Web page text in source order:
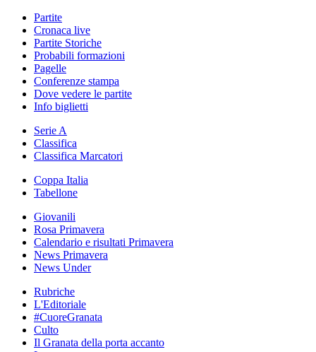
Partite
Cronaca live
Partite Storiche
Probabili formazioni
Pagelle
Conferenze stampa
Dove vedere le partite
Info biglietti
Serie A
Classifica
Classifica Marcatori
Coppa Italia
Tabellone
Giovanili
Rosa Primavera
Calendario e risultati Primavera
News Primavera
News Under
Rubriche
L'Editoriale
#CuoreGranata
Culto
Il Granata della porta accanto